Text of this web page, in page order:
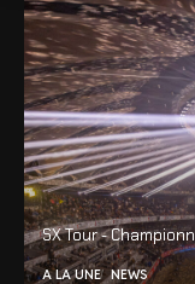
SX Tour -
A LA UNE NEWS